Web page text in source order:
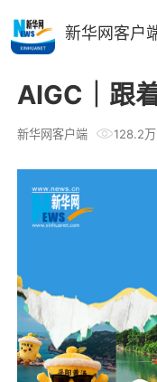
AIGC｜跟
新华网客户端 128.2万
新华网客户